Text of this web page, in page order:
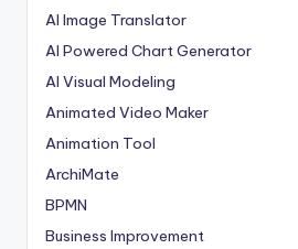
AI Image Translator
AI Powered Chart Generator
AI Visual Modeling
Animated Video Maker
Animation Tool
ArchiMate
BPMN
Business Improvement